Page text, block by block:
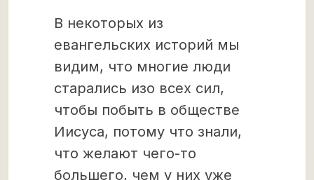
В некоторых из
евангельских историй мы
видим, что многие люди
старались изо всех сил,
чтобы побыть в обществе
Иисуса, потому что знали,
что желают чего-то
большего, чем у них уже